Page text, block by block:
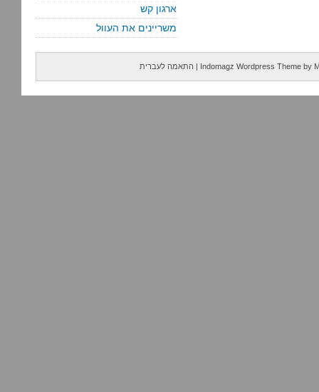
ארגון קש
משריינים את העוול
Indomagz Wordpress Theme by
| התאמה לעברית